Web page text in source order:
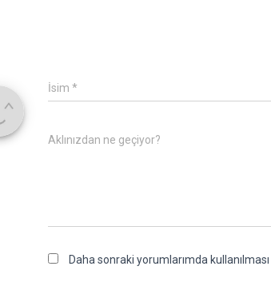
İsim *
Aklınızdan ne geçiyor?
Daha sonraki yorumlarımda